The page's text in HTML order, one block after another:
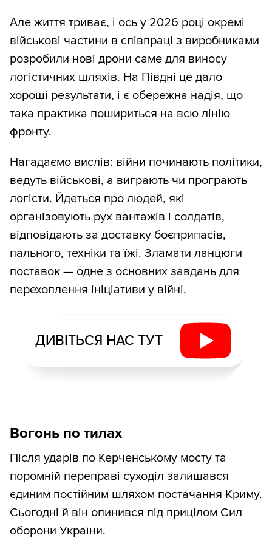
Але життя триває, і ось у 2026 році окремі
військові частини в співпраці з виробниками
розробили нові дрони саме для виносу
логістичних шляхів. На Півдні це дало
хороші результати, і є обережна надія, що
така практика пошириться на всю лінію
фронту.
Нагадаємо вислів: війни починають політики,
ведуть військові, а виграють чи програють
логісти. Йдеться про людей, які
організовують рух вантажів і солдатів,
відповідають за доставку боєприпасів,
пального, техніки та їжі. Зламати ланцюги
поставок — одне з основних завдань для
перехоплення ініціативи у війні.
ДИВІТЬСЯ НАС ТУТ
Вогонь по тилах
Після ударів по Керченському мосту та
поромній переправі суходіл залишався
єдиним постійним шляхом постачання Криму.
Сьогодні й він опинився під прицілом Сил
оборони України.